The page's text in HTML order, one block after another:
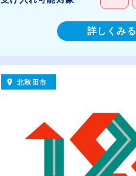
詳しくみる
北秋田市